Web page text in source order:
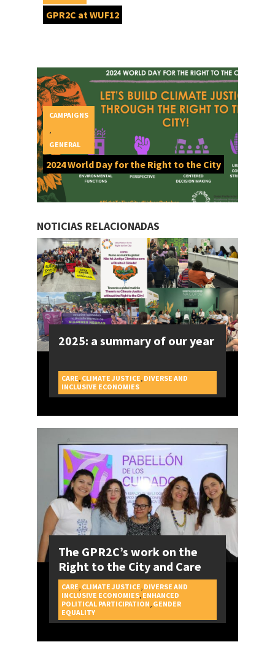
GPR2C at WUF12
2024 World Day for the Right to the City
CAMPAIGNS
GENERAL
NOTICIAS RELACIONADAS
2025: a summary of our year
CAMPAIGNS
CARE CLIMATE JUSTICE DIVERSE AND
INCLUSIVE ECONOMIES
The GPR2C’s work on the
Right to the City and Care
CAMPAIGNS
CARE CLIMATE JUSTICE DIVERSE AND
INCLUSIVE ECONOMIES, ENHANCED
POLITICAL PARTICIPATION GENDER
EQUALITY